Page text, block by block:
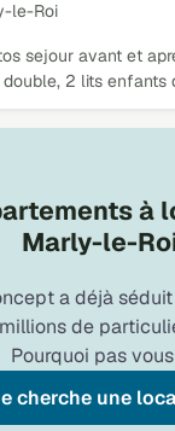
le-Roi
sejour avant et
2 lits enfants
à
Marly-le-
a déjà
millions de
Pourquoi pas
cherche une